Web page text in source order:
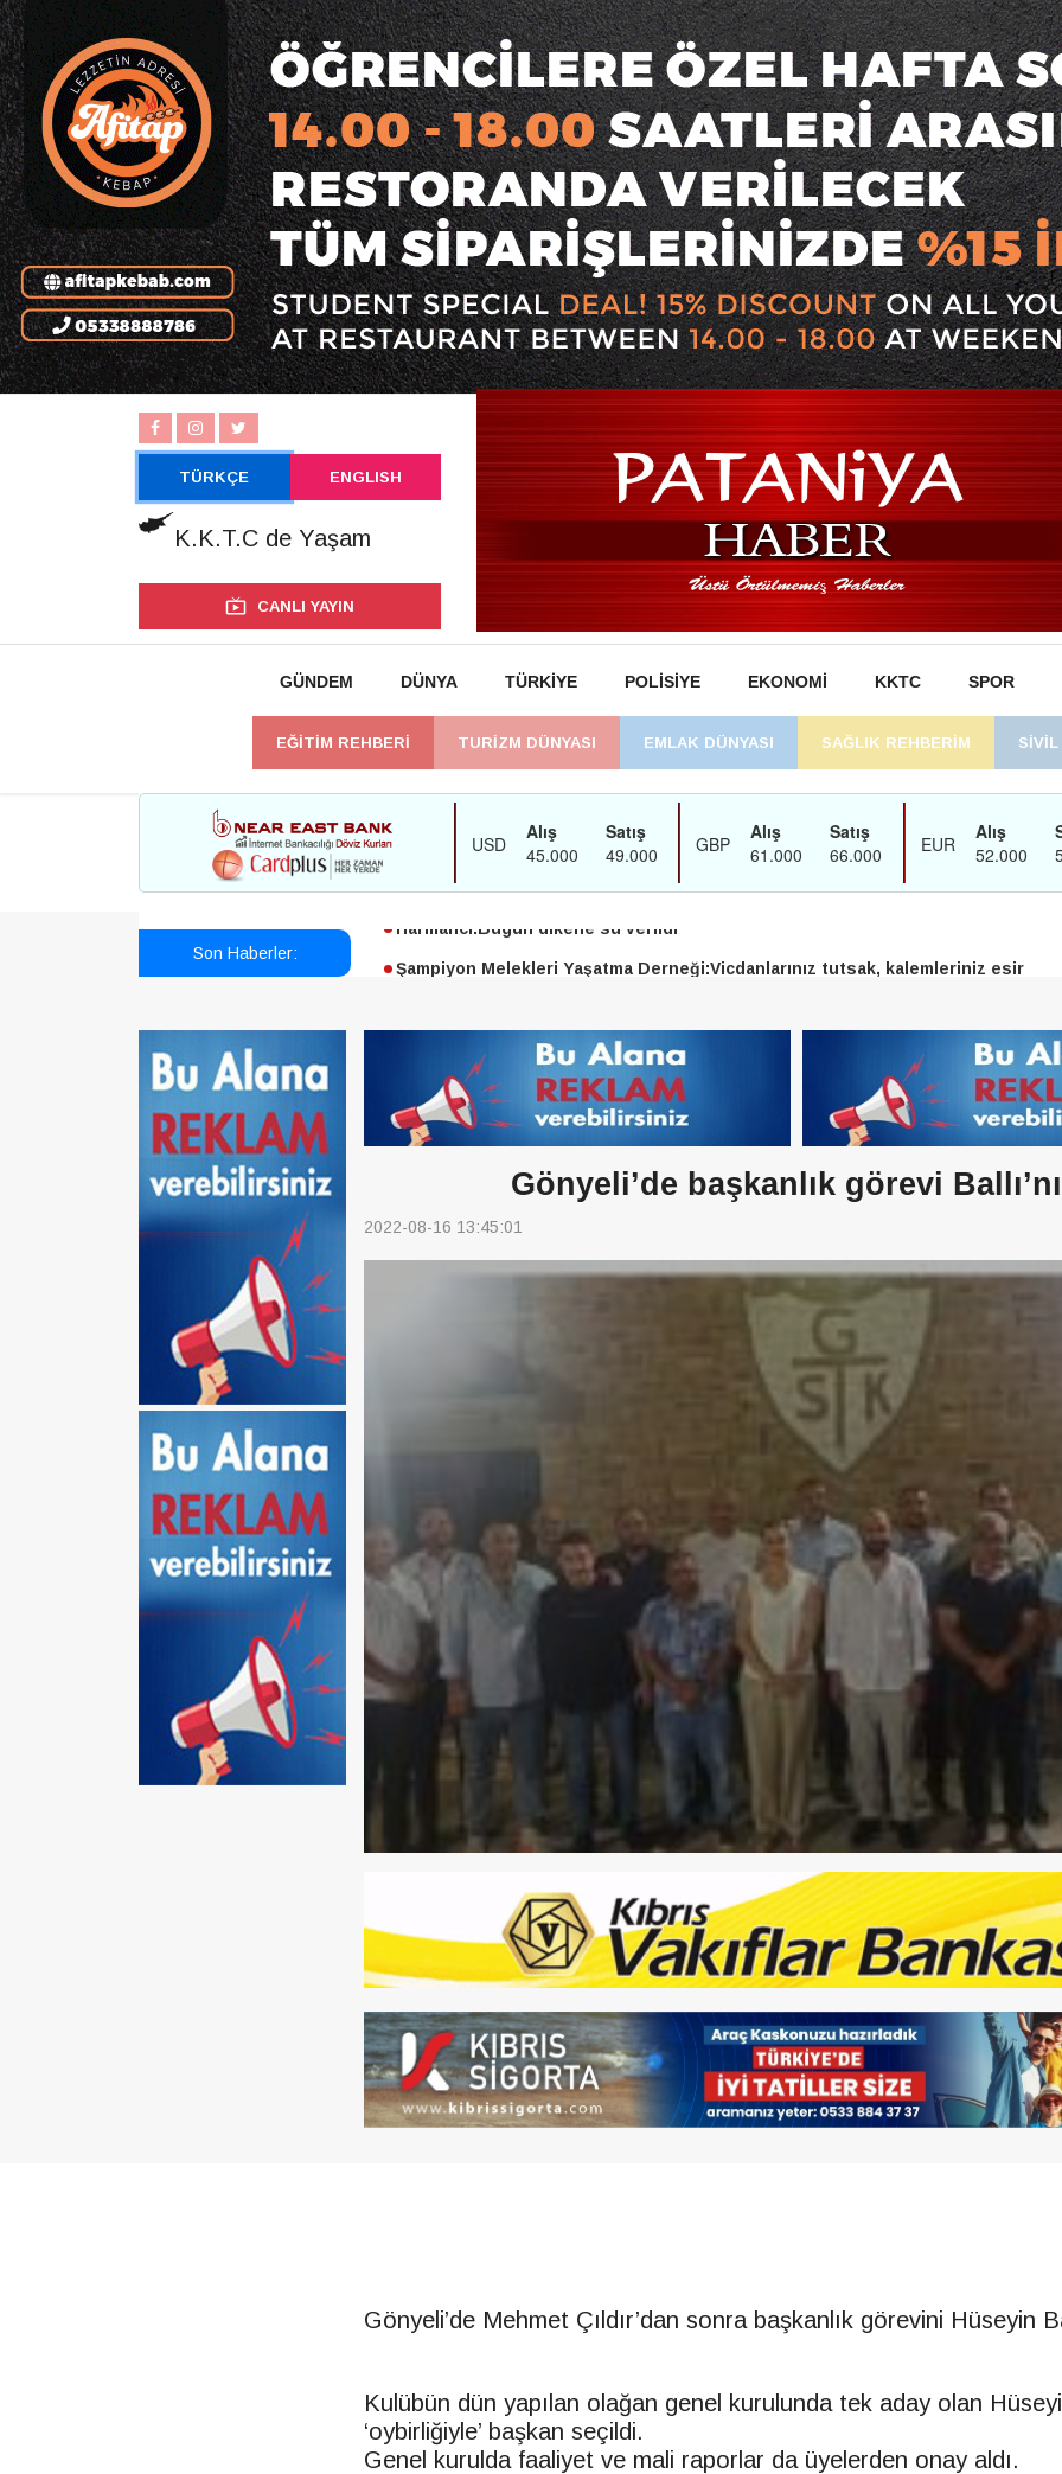
TÜRKÇE ENGLISH
K.K.T.C de Yaşam
CANLI YAYIN
GÜNDEM DÜNYA TÜRKIYE POLISIYE EKONOMI KKTC SPOR
EĞİTİM REHBERİ TURİZM DÜNYASI EMLAK DÜNYASI SAĞLIK REHBERİM
Son Haberler:
Esendağlı:Adıyaman’daki süreç sona erdi, hukuk mücadelesi sürecek
Şampiyon Melekleri Yaşatma Derneği:Vicdanlarınız tutsak, kalemleriniz esir
Gönyeli’de başkanlık görevi
2022-08-16 13:45:01
Gönyeli’de Mehmet Çıldır’dan sonra başkanlık görevini Hüseyin
Kulübün dün yapılan olağan genel kurulunda tek aday olan
‘oybirliğiyle’ başkan seçildi.
Genel kurulda faaliyet ve mali raporlar da üyelerden onay aldı.